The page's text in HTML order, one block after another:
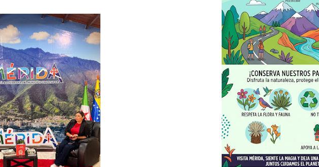
en la transformación del hospital Sor Juana Inés
gaita de tambora con Fundecem
sus avances en visita del Consejo Legislativo
celebra Semana Internacional de la Lactancia Materna
el desarrollo productivo en Rangel
aspirantes al curso de Emergencia Prehospitalaria
de médicos en proceso de ruralidad